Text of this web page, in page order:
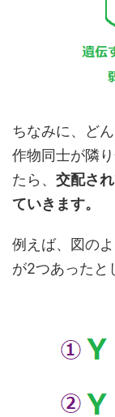
ちなみに、ど
作物同士が隣
たら、 交配さ
ていきます。
例えば、図の
が2つあったと